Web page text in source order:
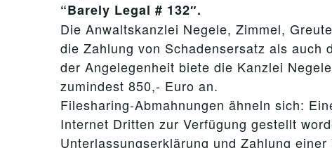
“Barely Legal # 132″.
Die Anwaltskanzlei Negele, Zimmel,
die Zahlung von Schadensersatz als auch
der Angelegenheit biete die Kanzlei
zumindest 850,- Euro an.
Filesharing-Abmahnungen ähneln sich:
Internet Dritten zur Verfügung gestellt
Unterlassungserklärung und Zahlung